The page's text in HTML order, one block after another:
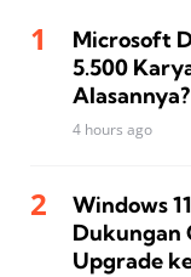
Microsoft
5.500
Alasannya?
4 hours ago
Windows
Dukungan
Upgrade